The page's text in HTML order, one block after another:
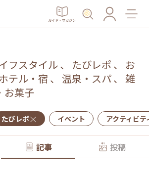
ガイド・マガジン
フスタイル、 たびレポ 、 お
テル・宿 、 温泉・スパ、 雑
お菓子
たびレポ イベント アクティビテ
記事 投稿